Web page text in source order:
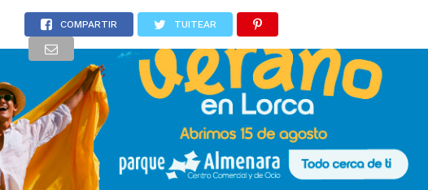
COMPARTIR TUITEAR